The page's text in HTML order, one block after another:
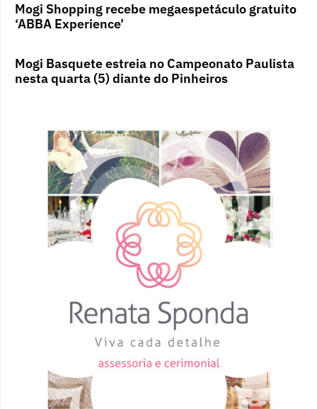
Mogi Shopping recebe megaespetáculo gratuito
‘ABBA Experience’
Mogi Basquete estreia no Campeonato Paulista
nesta quarta (5) diante do Pinheiros